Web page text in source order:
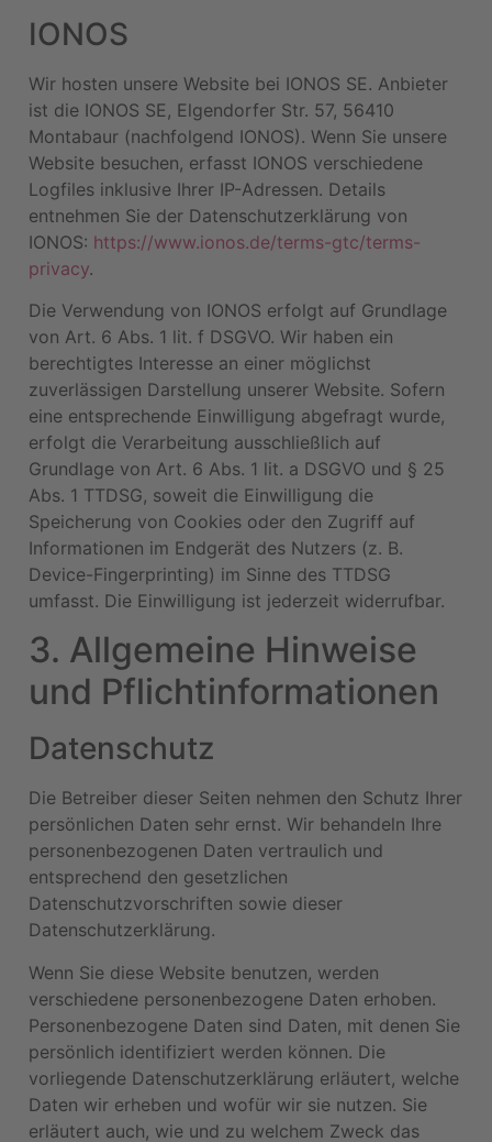
IONOS
Wir hosten unsere Website bei IONOS SE. Anbieter
ist die IONOS SE, Elgendorfer Str. 57, 56410
Montabaur (nachfolgend IONOS). Wenn Sie unsere
Website besuchen, erfasst IONOS verschiedene
Logfiles inklusive Ihrer IP-Adressen. Details
entnehmen Sie der Datenschutzerklärung von
IONOS: https://www.ionos.de/terms-gtc/terms-
privacy.
Die Verwendung von IONOS erfolgt auf Grundlage
von Art. 6 Abs. 1 lit. f DSGVO. Wir haben ein
berechtigtes Interesse an einer möglichst
zuverlässigen Darstellung unserer Website. Sofern
eine entsprechende Einwilligung abgefragt wurde,
erfolgt die Verarbeitung ausschließlich auf
Grundlage von Art. 6 Abs. 1 lit. a DSGVO und § 25
Abs. 1 TTDSG, soweit die Einwilligung die
Speicherung von Cookies oder den Zugriff auf
Informationen im Endgerät des Nutzers (z. B.
Device-Fingerprinting) im Sinne des TTDSG
umfasst. Die Einwilligung ist jederzeit widerrufbar.
3. Allgemeine Hinweise
und Pflicht­informationen
Datenschutz
Die Betreiber dieser Seiten nehmen den Schutz Ihrer
persönlichen Daten sehr ernst. Wir behandeln Ihre
personenbezogenen Daten vertraulich und
entsprechend den gesetzlichen
Datenschutzvorschriften sowie dieser
Datenschutzerklärung.
Wenn Sie diese Website benutzen, werden
verschiedene personenbezogene Daten erhoben.
Personenbezogene Daten sind Daten, mit denen Sie
persönlich identifiziert werden können. Die
vorliegende Datenschutzerklärung erläutert, welche
Daten wir erheben und wofür wir sie nutzen. Sie
erläutert auch, wie und zu welchem Zweck das